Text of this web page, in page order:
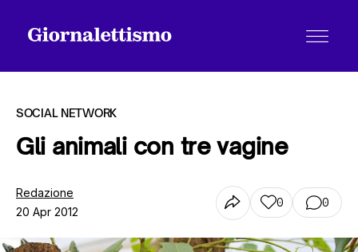
Chi siamo
SOCIAL NETWORK
Gli animali con tre vagine
Redazione
20 Apr 2012
0 0